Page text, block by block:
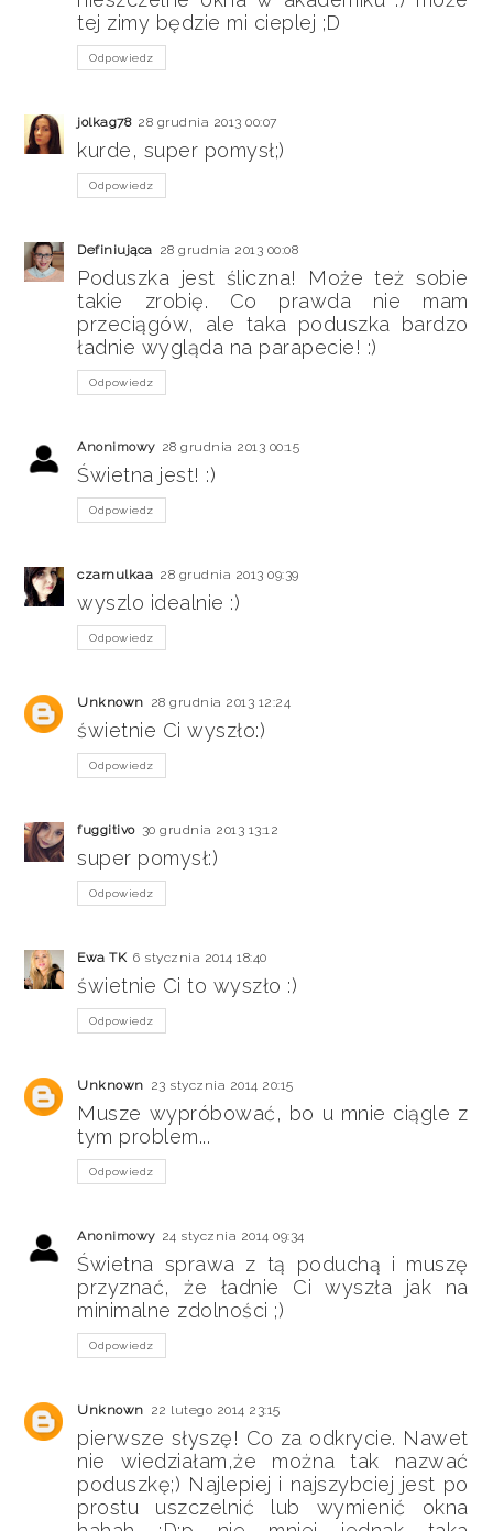
tej zimy będzie mi cieplej ;D
Odpowiedz
jolkag78 28 grudnia 2013 00:07
kurde, super pomysł;)
Odpowiedz
Definiująca 28 grudnia 2013 00:08
Poduszka jest śliczna! Może też sobie
takie zrobię. Co prawda nie mam
przeciągów, ale taka poduszka bardzo
ładnie wygląda na parapecie! :)
Odpowiedz
Anonimowy 28 grudnia 2013 00:15
Świetna jest! :)
Odpowiedz
czarnulkaa 28 grudnia 2013 09:39
wyszlo idealnie :)
Odpowiedz
Unknown 28 grudnia 2013 12:24
świetnie Ci wyszło:)
Odpowiedz
fuggitivo 30 grudnia 2013 13:12
super pomysł:)
Odpowiedz
Ewa TK 6 stycznia 2014 18:40
świetnie Ci to wyszło :)
Odpowiedz
Unknown 23 stycznia 2014 20:15
Musze wypróbować, bo u mnie ciągle z
tym problem...
Odpowiedz
Anonimowy 24 stycznia 2014 09:34
Świetna sprawa z tą poduchą i muszę
przyznać, że ładnie Ci wyszła jak na
minimalne zdolności ;)
Odpowiedz
Unknown 22 lutego 2014 23:15
pierwsze słyszę! Co za odkrycie. Nawet
nie wiedziałam,że można tak nazwać
poduszkę;) Najlepiej i najszybciej jest po
prostu uszczelnić lub wymienić okna